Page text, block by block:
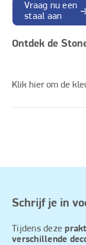
Vraag nu een
staal aan
Ontdek de
Klik hier om de
Schrijf je in
Tijdens deze
verschillende